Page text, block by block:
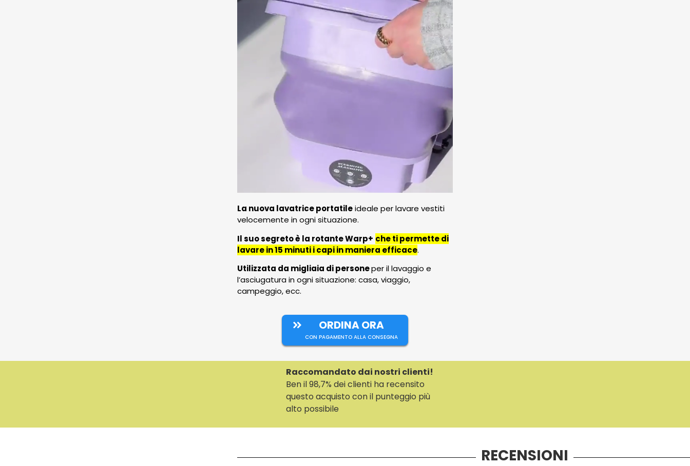
La nuova lavatrice portatileideale per lavare vestiti
velocemente in ogni situazione.
Il suo segreto è la rotante Warp+ che ti permette di
lavare in 15 minuti i capi in maniera efficace.
Utilizzata da migliaia di personeper il lavaggio e
l’asciugatura in ogni situazione: casa, viaggio,
campeggio, ecc.
ORDINA ORA
CON PAGAMENTO ALLA CONSEGNA
Raccomandato dai nostri clienti!
Ben il 98,7% dei clienti ha recensito
questo acquisto con il punteggio più
alto possibile
RECENSIONI